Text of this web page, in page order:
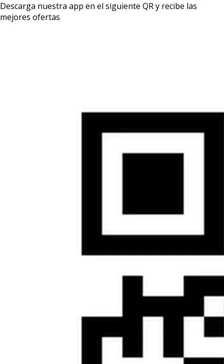
Descarga nuestra app en el siguiente QR y recibe las
mejores ofertas